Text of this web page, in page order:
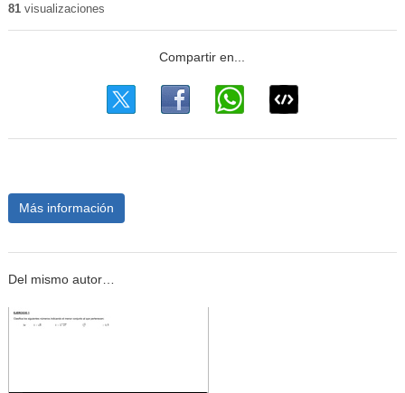
81visualizaciones
Más información
Del mismo autor…